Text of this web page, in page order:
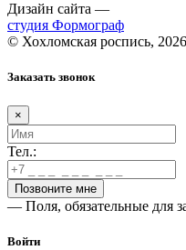
Дизайн сайта —
студия Формограф
© Хохломская роспись,
Заказать звонок
×
Тел.:
— Поля, обязательные для
Войти